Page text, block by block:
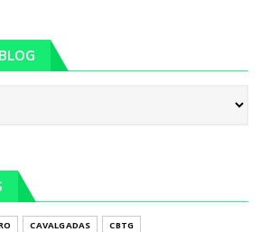
CAVALGADAS
CBTG